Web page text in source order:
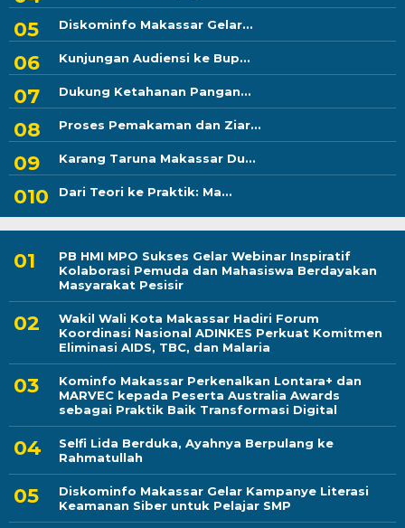
Diskominfo Makassar Gelar...
Kunjungan Audiensi ke Bup...
Dukung Ketahanan Pangan...
Proses Pemakaman dan Ziar...
Karang Taruna Makassar Du...
Dari Teori ke Praktik: Ma...
PB HMI MPO Sukses Gelar Webinar Inspiratif
Kolaborasi Pemuda dan Mahasiswa Berdayakan
Masyarakat Pesisir
Wakil Wali Kota Makassar Hadiri Forum
Koordinasi Nasional ADINKES Perkuat Komitmen
Eliminasi AIDS, TBC, dan Malaria
Kominfo Makassar Perkenalkan Lontara+ dan
MARVEC kepada Peserta Australia Awards
sebagai Praktik Baik Transformasi Digital
Selfi Lida Berduka, Ayahnya Berpulang ke
Rahmatullah
Diskominfo Makassar Gelar Kampanye Literasi
Keamanan Siber untuk Pelajar SMP